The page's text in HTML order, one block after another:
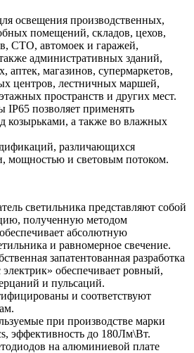
освещения производственных,
помещений, складов, цехов,
СТО, автомоек и гаражей,
административных зданий,
аптек, магазинов, супермаркетов,
центров, лестничных маршей,
пространств и других мест.
IP65 позволяет применять
козырьками, а также во влажных
различающихся
мощностью и световым потоком.
светильника представляют собой
полученную методом
абсолютную
и равномерное свечение.
запатентованная разработка
обеспечивает ровный,
и пульсаций.
и соответствуют
при производстве марки
эффективность до 180Лм\Вт.
на алюминиевой плате